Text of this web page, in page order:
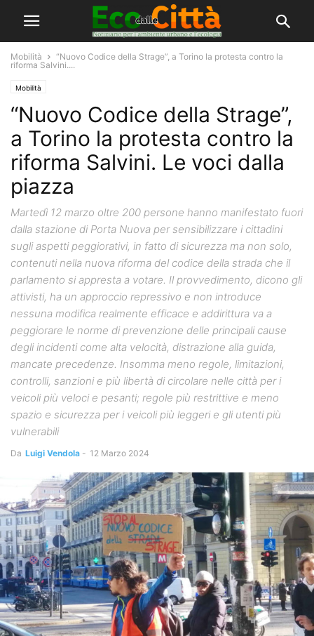
Mobilità
“Nuovo Codice della Strage”, a Torino la protesta contro la
riforma Salvini....
Mobilità
“Nuovo Codice della Strage”,
a Torino la protesta contro la
riforma Salvini. Le voci dalla
piazza
Martedì 12 marzo oltre 200 persone hanno manifestato fuori
dalla stazione di Porta Nuova per sensibilizzare i cittadini
sugli aspetti peggiorativi, in fatto di sicurezza ma non solo,
contenuti nella nuova riforma del codice della strada che il
parlamento si appresta a votare. Il provvedimento, dicono gli
attivisti, ha un approccio repressivo e non introduce
nessuna modifica realmente efficace e addirittura va a
peggiorare le norme di prevenzione delle principali cause
degli incidenti come alta velocità, distrazione alla guida,
mancate precedenze. Insomma meno regole, limitazioni,
controlli, sanzioni e più libertà di circolare nelle città per i
veicoli più veloci e pesanti; regole più restrittive e meno
spazio e sicurezza per i veicoli più leggeri e gli utenti più
vulnerabili
Da Luigi Vendola - 12 Marzo 2024